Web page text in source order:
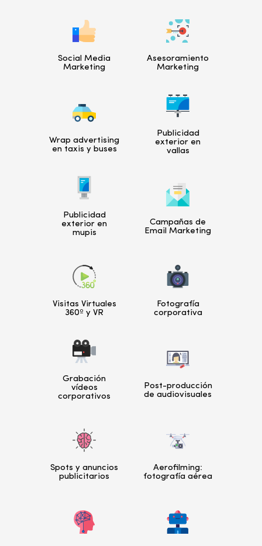
Social Media
Marketing
Asesoramiento
Marketing
Wrap advertising
en taxis y buses
Publicidad
exterior en
vallas
Publicidad
exterior en
mupis
Campañas de
Email Marketing
Visitas Virtuales
360º y VR
Fotografía
corporativa
Grabación
vídeos
corporativos
Post-producción
de audiovisuales
Spots y anuncios
publicitarios
Aerofilming:
fotografía aérea
HOT